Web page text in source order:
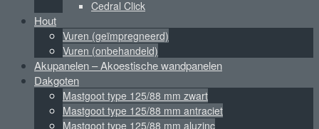
Cedral Click
Hout
Vuren (geïmpregneerd)
Vuren (onbehandeld)
Akupanelen – Akoestische wandpanelen
Dakgoten
Mastgoot type 125/88 mm zwart
Mastgoot type 125/88 mm antraciet
Mastgoot type 125/88 mm aluzinc